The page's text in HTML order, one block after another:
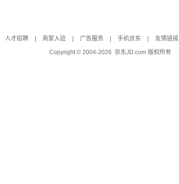
人才招聘 商家入驻 广告服务 手机京东 友情链接
Copyright © 2004-2026 京东JD.com 版权所有